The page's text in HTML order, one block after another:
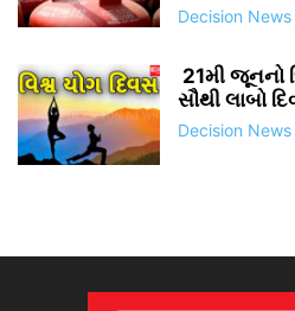
Decision News
21મી જૂનનો
સૌથી લાબો
Decision News